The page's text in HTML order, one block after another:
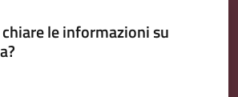
le informazioni su